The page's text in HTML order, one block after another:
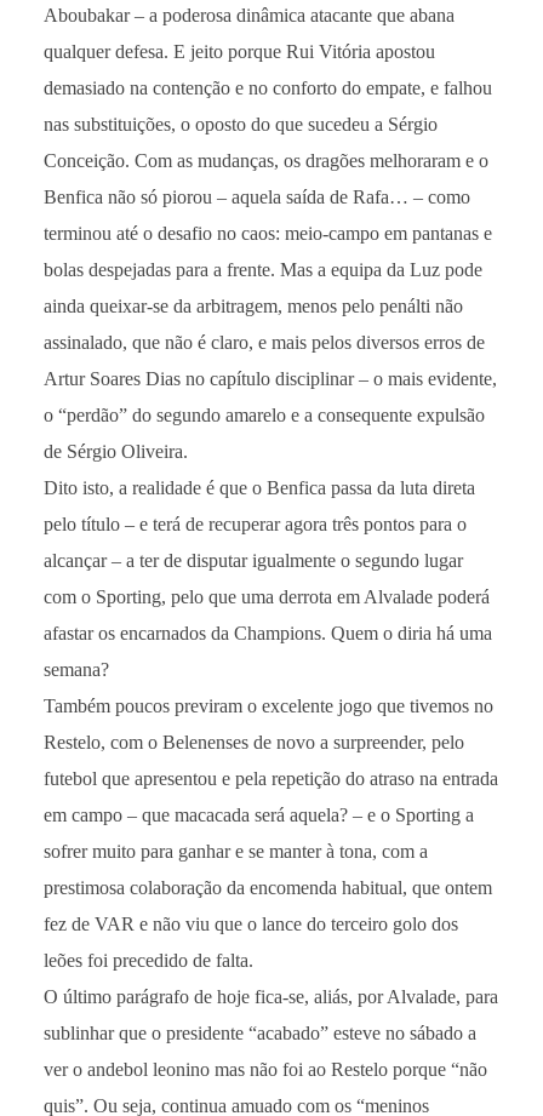
Aboubakar – a poderosa dinâmica atacante que abana
qualquer defesa. E jeito porque Rui Vitória apostou
demasiado na contenção e no conforto do empate, e falhou
nas substituições, o oposto do que sucedeu a Sérgio
Conceição. Com as mudanças, os dragões melhoraram e o
Benfica não só piorou – aquela saída de Rafa… – como
terminou até o desafio no caos: meio-campo em pantanas e
bolas despejadas para a frente. Mas a equipa da Luz pode
ainda queixar-se da arbitragem, menos pelo penálti não
assinalado, que não é claro, e mais pelos diversos erros de
Artur Soares Dias no capítulo disciplinar – o mais evidente,
o “perdão” do segundo amarelo e a consequente expulsão
de Sérgio Oliveira.
Dito isto, a realidade é que o Benfica passa da luta direta
pelo título – e terá de recuperar agora três pontos para o
alcançar – a ter de disputar igualmente o segundo lugar
com o Sporting, pelo que uma derrota em Alvalade poderá
afastar os encarnados da Champions. Quem o diria há uma
semana?
Também poucos previram o excelente jogo que tivemos no
Restelo, com o Belenenses de novo a surpreender, pelo
futebol que apresentou e pela repetição do atraso na entrada
em campo – que macacada será aquela? – e o Sporting a
sofrer muito para ganhar e se manter à tona, com a
prestimosa colaboração da encomenda habitual, que ontem
fez de VAR e não viu que o lance do terceiro golo dos
leões foi precedido de falta.
O último parágrafo de hoje fica-se, aliás, por Alvalade, para
sublinhar que o presidente “acabado” esteve no sábado a
ver o andebol leonino mas não foi ao Restelo porque “não
quis”. Ou seja, continua amuado com os “meninos